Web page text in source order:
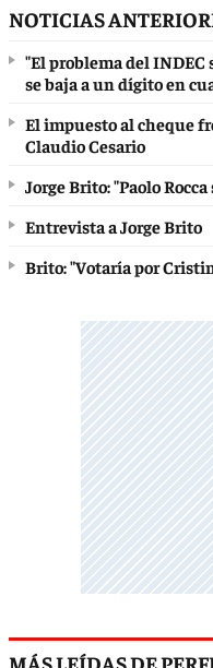
NOTICIAS
"El problema del
se baja a un dígito en
El impuesto al cheque
Claudio Cesario
Jorge Brito: "Paolo
Entrevista a Jorge Brito
Brito: "Votaría por
MÁS LEÍDAS DE